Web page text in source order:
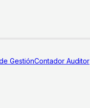
GestiónContador Auditor